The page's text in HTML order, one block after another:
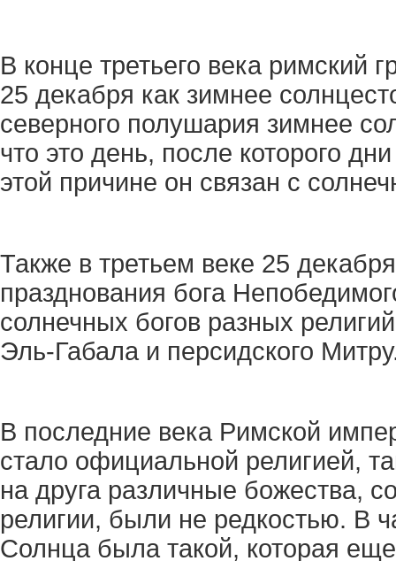
В конце третьего века римский
25 декабря как зимнее
северного полушария зимнее
что это день, после которого
этой причине он связан с
Также в третьем веке 25
празднования бога
солнечных богов разных
Эль-Габала и персидского
В последние века Римской
стало официальной религией,
на друга различные божества,
религии, были не редкостью. В
Солнца была такой, которая